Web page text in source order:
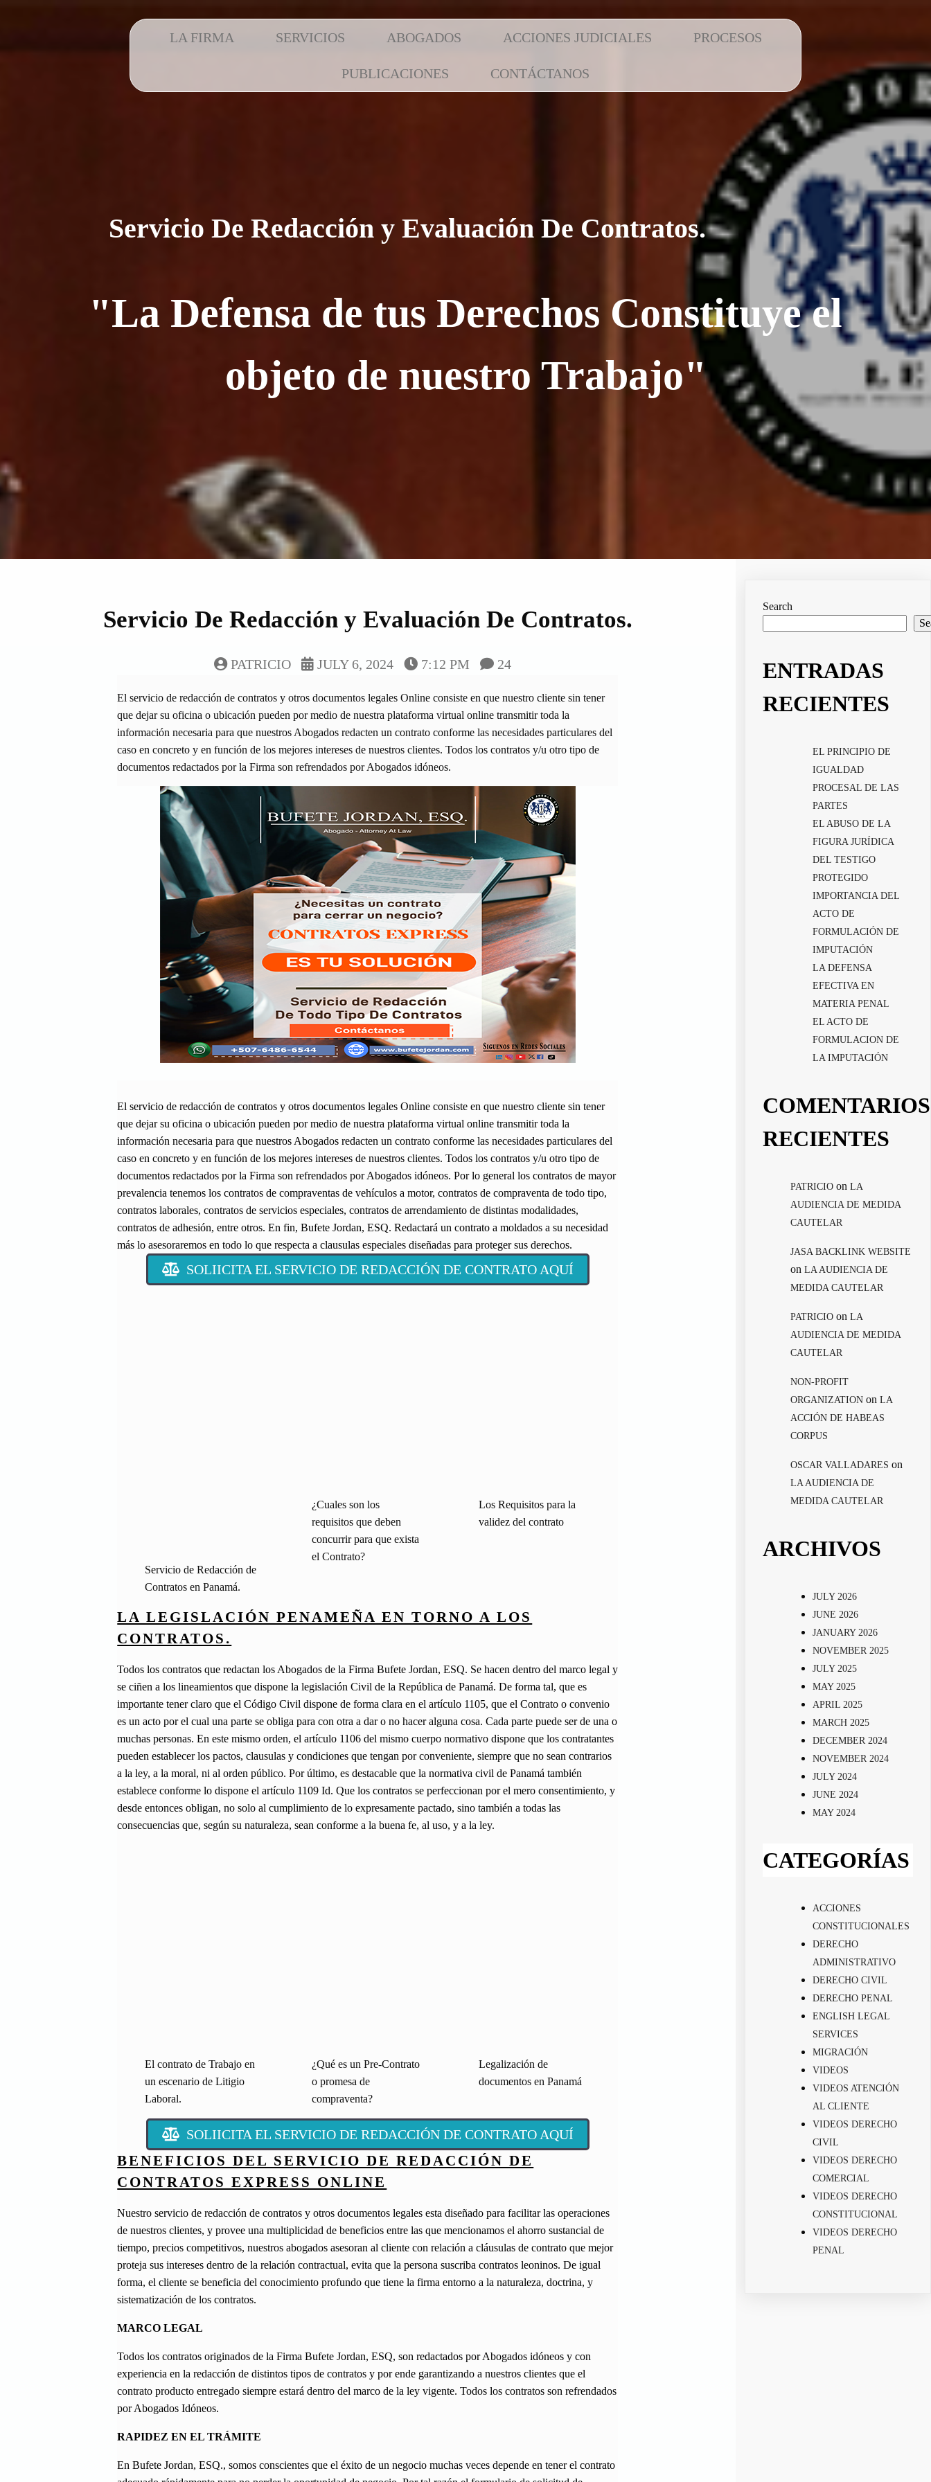
LA FIRMA SERVICIOS ABOGADOS ACCIONES JUDICIALES PROCESOS
PUBLICACIONES CONTÁCTANOS
Servicio De Redacción y Evaluación De Contratos.
"La Defensa de tus Derechos Constituye el
objeto de nuestro Trabajo"
Servicio De Redacción y Evaluación De Contratos.
PATRICIO JULY 6, 2024 7:12 PM 24
El servicio de redacción de contratos y otros documentos legales Online consiste en que nuestro cliente sin tener
que dejar su oficina o ubicación pueden por medio de nuestra plataforma virtual online transmitir toda la
información necesaria para que nuestros Abogados redacten un contrato conforme las necesidades particulares del
caso en concreto y en función de los mejores intereses de nuestros clientes. Todos los contratos y/u otro tipo de
documentos redactados por la Firma son refrendados por Abogados idóneos.
El servicio de redacción de contratos y otros documentos legales Online consiste en que nuestro cliente sin tener
que dejar su oficina o ubicación pueden por medio de nuestra plataforma virtual online transmitir toda la
información necesaria para que nuestros Abogados redacten un contrato conforme las necesidades particulares del
caso en concreto y en función de los mejores intereses de nuestros clientes. Todos los contratos y/u otro tipo de
documentos redactados por la Firma son refrendados por Abogados idóneos. Por lo general los contratos de mayor
prevalencia tenemos los contratos de compraventas de vehículos a motor, contratos de compraventa de todo tipo,
contratos laborales, contratos de servicios especiales, contratos de arrendamiento de distintas modalidades,
contratos de adhesión, entre otros. En fin, Bufete Jordan, ESQ. Redactará un contrato a moldados a su necesidad
más lo asesoraremos en todo lo que respecta a clausulas especiales diseñadas para proteger sus derechos.
SOLIICITA EL SERVICIO DE REDACCIÓN DE CONTRATO AQUÍ
Servicio de Redacción de
Contratos en Panamá.
¿Cuales son los
requisitos que deben
concurrir para que exista
el Contrato?
Los Requisitos para la
validez del contrato
LA LEGISLACIÓN PENAMEÑA EN TORNO A LOS
CONTRATOS.
Todos los contratos que redactan los Abogados de la Firma Bufete Jordan, ESQ. Se hacen dentro del marco legal y
se ciñen a los lineamientos que dispone la legislación Civil de la República de Panamá. De forma tal, que es
importante tener claro que el Código Civil dispone de forma clara en el artículo 1105, que el Contrato o convenio
es un acto por el cual una parte se obliga para con otra a dar o no hacer alguna cosa. Cada parte puede ser de una o
muchas personas. En este mismo orden, el artículo 1106 del mismo cuerpo normativo dispone que los contratantes
pueden establecer los pactos, clausulas y condiciones que tengan por conveniente, siempre que no sean contrarios
a la ley, a la moral, ni al orden público. Por último, es destacable que la normativa civil de Panamá también
establece conforme lo dispone el artículo 1109 Id. Que los contratos se perfeccionan por el mero consentimiento, y
desde entonces obligan, no solo al cumplimiento de lo expresamente pactado, sino también a todas las
consecuencias que, según su naturaleza, sean conforme a la buena fe, al uso, y a la ley.
El contrato de Trabajo en
un escenario de Litigio
Laboral.
¿Qué es un Pre-Contrato
o promesa de
compraventa?
Legalización de
documentos en Panamá
SOLIICITA EL SERVICIO DE REDACCIÓN DE CONTRATO AQUÍ
BENEFICIOS DEL SERVICIO DE REDACCIÓN DE
CONTRATOS EXPRESS ONLINE
Nuestro servicio de redacción de contratos y otros documentos legales esta diseñado para facilitar las operaciones
de nuestros clientes, y provee una multiplicidad de beneficios entre las que mencionamos el ahorro sustancial de
tiempo, precios competitivos, nuestros abogados asesoran al cliente con relación a cláusulas de contrato que mejor
proteja sus intereses dentro de la relación contractual, evita que la persona suscriba contratos leoninos. De igual
forma, el cliente se beneficia del conocimiento profundo que tiene la firma entorno a la naturaleza, doctrina, y
sistematización de los contratos.
MARCO LEGAL
Todos los contratos originados de la Firma Bufete Jordan, ESQ, son redactados por Abogados idóneos y con
experiencia en la redacción de distintos tipos de contratos y por ende garantizando a nuestros clientes que el
contrato producto entregado siempre estará dentro del marco de la ley vigente. Todos los contratos son refrendados
por Abogados Idóneos.
RAPIDEZ EN EL TRÁMITE
En Bufete Jordan, ESQ., somos conscientes que el éxito de un negocio muchas veces depende en tener el contrato
Search
ENTRADAS
RECIENTES
EL PRINCIPIO DE
IGUALDAD
PROCESAL DE LAS
PARTES
EL ABUSO DE LA
FIGURA JURÍDICA
DEL TESTIGO
PROTEGIDO
IMPORTANCIA DEL
ACTO DE
FORMULACIÓN DE
IMPUTACIÓN
LA DEFENSA
EFECTIVA EN
MATERIA PENAL
EL ACTO DE
FORMULACION DE
LA IMPUTACIÓN
COMENTARIOS
RECIENTES
PATRICIO onLA
AUDIENCIA DE MEDIDA
CAUTELAR
JASA BACKLINK WEBSITE
onLA AUDIENCIA DE
MEDIDA CAUTELAR
PATRICIO onLA
AUDIENCIA DE MEDIDA
CAUTELAR
NON-PROFIT
ORGANIZATION onLA
ACCIÓN DE HABEAS
CORPUS
OSCAR VALLADARES on
LA AUDIENCIA DE
MEDIDA CAUTELAR
ARCHIVOS
JULY 2026
JUNE 2026
JANUARY 2026
NOVEMBER 2025
JULY 2025
MAY 2025
APRIL 2025
MARCH 2025
DECEMBER 2024
NOVEMBER 2024
JULY 2024
JUNE 2024
MAY 2024
CATEGORÍAS
ACCIONES
CONSTITUCIONALES
DERECHO
ADMINISTRATIVO
DERECHO CIVIL
DERECHO PENAL
ENGLISH LEGAL
SERVICES
MIGRACIÓN
VIDEOS
VIDEOS ATENCIÓN
AL CLIENTE
VIDEOS DERECHO
CIVIL
VIDEOS DERECHO
COMERCIAL
VIDEOS DERECHO
CONSTITUCIONAL
VIDEOS DERECHO
PENAL